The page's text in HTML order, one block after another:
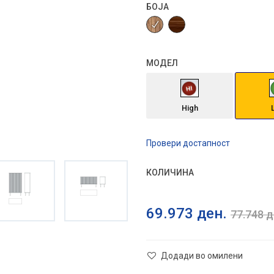
БОЈА
МОДЕЛ
High
Провери достапност
КОЛИЧИНА
69.973 ден. 77.748
Додади во омилени